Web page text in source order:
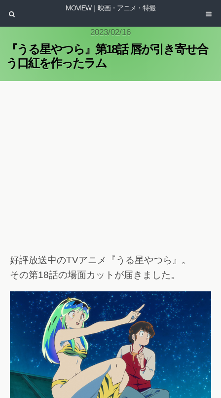
MOVIEW｜映画・アニメ・特撮
2023/02/16
『うる星やつら』第18話 唇が引き寄せ合
う口紅を作ったラム
好評放送中のTVアニメ『うる星やつら』。
その第18話の場面カットが届きました。